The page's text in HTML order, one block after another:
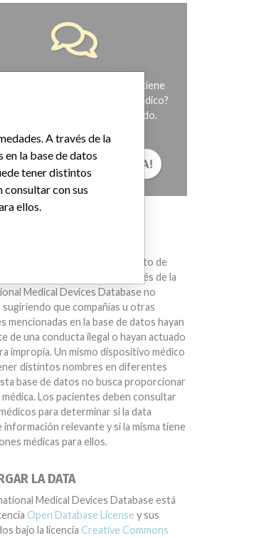
en la industria médica? ¿O tiene
con algún dispositivo médico?
reportería no ha terminado.
TU HISTORIA!
la prevención y el tratamiento de
lesiones y enfermedades. A través de la
Medical Devices Database no
que compañías u otras
mencionadas en la base de datos hayan
de una conducta ilegal o hayan actuado
impropia. Un mismo dispositivo médico
distintos nombres en diferentes
base de datos no busca proporcionar
Los pacientes deben consultar
para determinar si la data
información relevante y si la misma tiene
médicas para ellos.
LA DATA
Medical Devices Database está
Open Database License y sus
bajo la licencia Creative Commons
A través de la
la base de datos
tener distintos
consultar con sus
ellos.